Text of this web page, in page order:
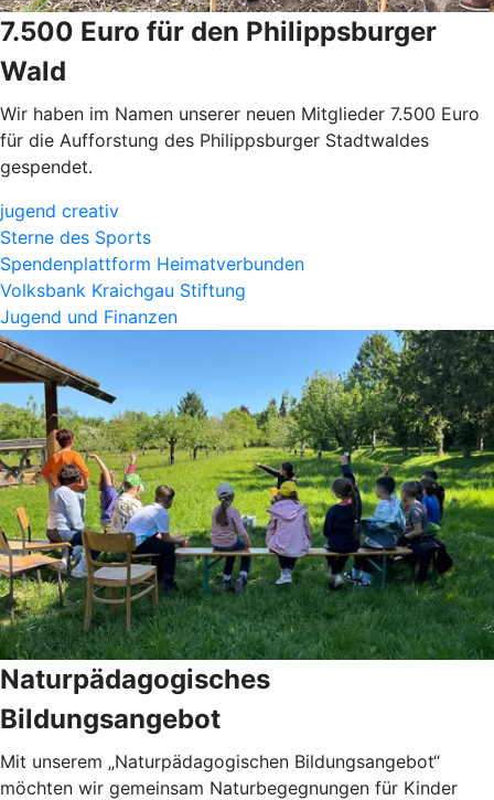
7.500 Euro für den Philippsburger
Wald
Wir haben im Namen unserer neuen Mitglieder 7.500 Euro
für die Aufforstung des Philippsburger Stadtwaldes
gespendet.
jugend creativ
Sterne des Sports
Spendenplattform Heimatverbunden
Volksbank Kraichgau Stiftung
Jugend und Finanzen
Naturpädagogisches
Bildungsangebot
Mit unserem „Naturpädagogischen Bildungsangebot“
möchten wir gemeinsam Naturbegegnungen für Kinder